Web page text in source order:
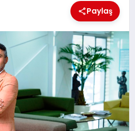
Paylaş